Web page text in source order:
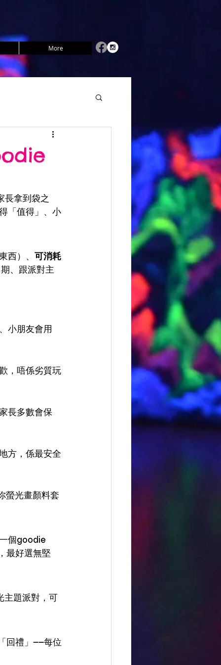
More
長拿到袋之
「值得」、小
西）、
可消耗
、跟派對主
小朋友會用
，唔係劣質玩
長多數會保
方，係最安全
螢光畫顏料套
個goodie
最好選無堅
題派對，可
回禮」——每位